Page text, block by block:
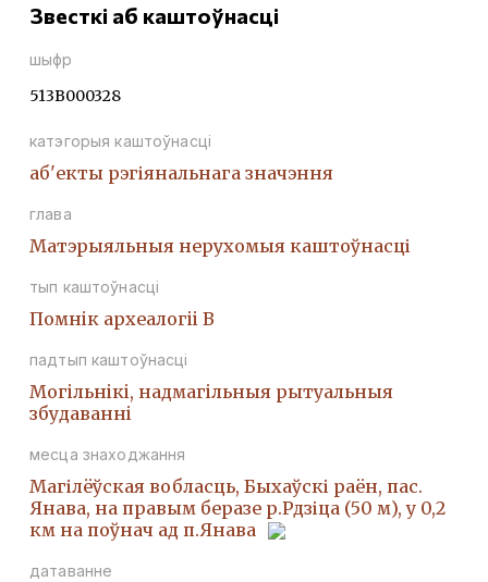
Звесткі аб каштоўнасці
шыфр
513В000328
катэгорыя каштоўнасці
аб'екты рэгіянальнага значэння
глава
Матэрыяльныя нерухомыя каштоўнасці
тып каштоўнасці
Помнiк археалогii В
падтып каштоўнасці
Могiльнiкi, надмагiльныя рытуальныя
збудаваннi
месца знаходжання
Магілёўская вобласць, Быхаўскі раён, пас.
Янава, на правым беразе р.Рдзіца (50 м), у 0,2
км на поўнач ад п.Янава
датаванне